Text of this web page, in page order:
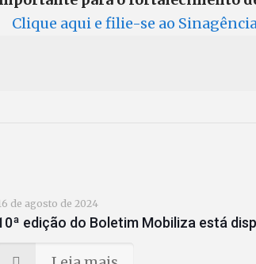
Clique aqui e filie-se ao
de agosto de 2024
edição do Boletim Mobiliza está